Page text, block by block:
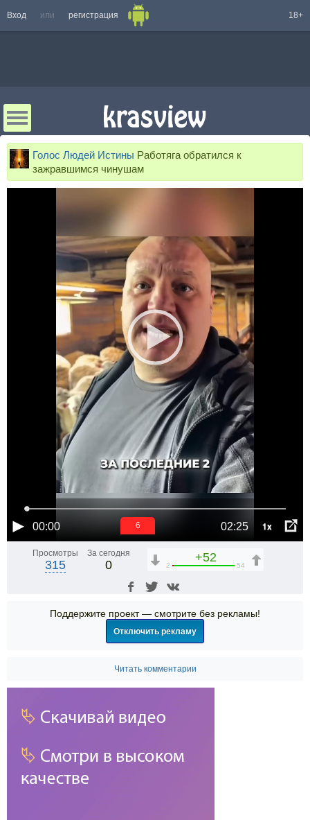
Вход или регистрация 18+
Голос Людей Истины Работяга обратился к
зажравшимся чинушам
00:00 02:25 1x
6
Просмотры
315
За сегодня
0
+52
2 54
Поддержите проект — смотрите без рекламы!
Отключить рекламу
Читать комментарии